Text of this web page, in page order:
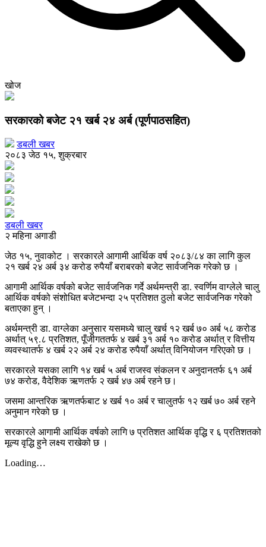
खोज
सरकारको बजेट २१ खर्ब २४ अर्ब (पूर्णपाठसहित)
डबली खबर
२०८३ जेठ १५, शुक्रबार
डबली खबर
२ महिना अगाडी
जेठ १५, नुवाकोट । सरकारले आगामी आर्थिक वर्ष २०८३/८४ का लागि कुल
२१ खर्ब २४ अर्ब ३४ करोड रुपैयाँ बराबरको बजेट सार्वजनिक गरेको छ ।
आगामी आर्थिक वर्षको बजेट सार्वजनिक गर्दे अर्थमन्त्री डा. स्वर्णिम वाग्लेले चालु
आर्थिक वर्षको संशोधित बजेटभन्दा २५ प्रतिशत ठुलो बजेट सार्वजनिक गरेको
बताएका हुन् ।
अर्थमन्त्री डा. वाग्लेका अनुसार यसमध्ये चालु खर्च १२ खर्ब ७० अर्ब ५८ करोड
अर्थात् ५९.८ प्रतिशत, पूँजीगततर्फ ४ खर्ब ३१ अर्ब १० करोड अर्थात् र वित्तीय
व्यवस्थातर्फ ४ खर्ब २२ अर्ब २४ करोड रुपैयाँ अर्थात् विनियोजन गरिएको छ ।
सरकारले यसका लागि १४ खर्ब ५ अर्ब राजस्व संकलन र अनुदानतर्फ ६१ अर्ब
७४ करोड, वैदेशिक ऋणतर्फ २ खर्ब ४७ अर्ब रहने छ।
जसमा आन्तरिक ऋणतर्फबाट ४ खर्ब १० अर्ब र चालुतर्फ १२ खर्ब ७० अर्ब रहने
अनुमान गरेको छ ।
सरकारले आगामी आर्थिक वर्षको लागि ७ प्रतिशत आर्थिक वृद्धि र ६ प्रतिशतको
मूल्य वृद्धि हुने लक्ष्य राखेको छ ।